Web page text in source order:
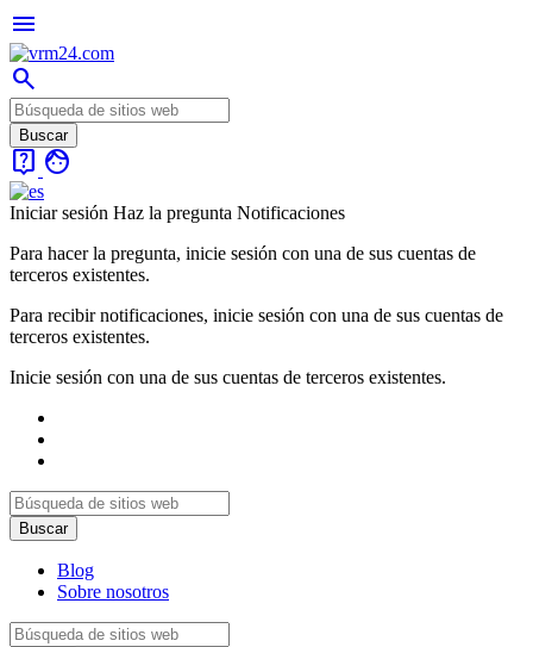
menu
search
live_help face
Iniciar sesión Haz la pregunta Notificaciones
Para hacer la pregunta, inicie sesión con una de sus cuentas de
terceros existentes.
Para recibir notificaciones, inicie sesión con una de sus cuentas de
terceros existentes.
Inicie sesión con una de sus cuentas de terceros existentes.
Blog
Sobre nosotros